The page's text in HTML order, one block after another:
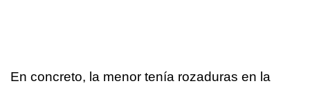
En concreto, la menor tenía rozaduras en la